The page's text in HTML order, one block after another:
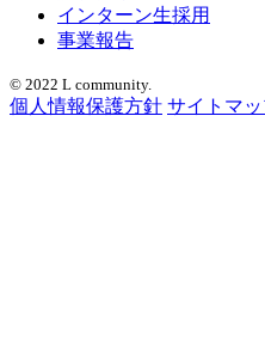
インターン生採用
事業報告
© 2022 L community.
個人情報保護方針 サイトマ